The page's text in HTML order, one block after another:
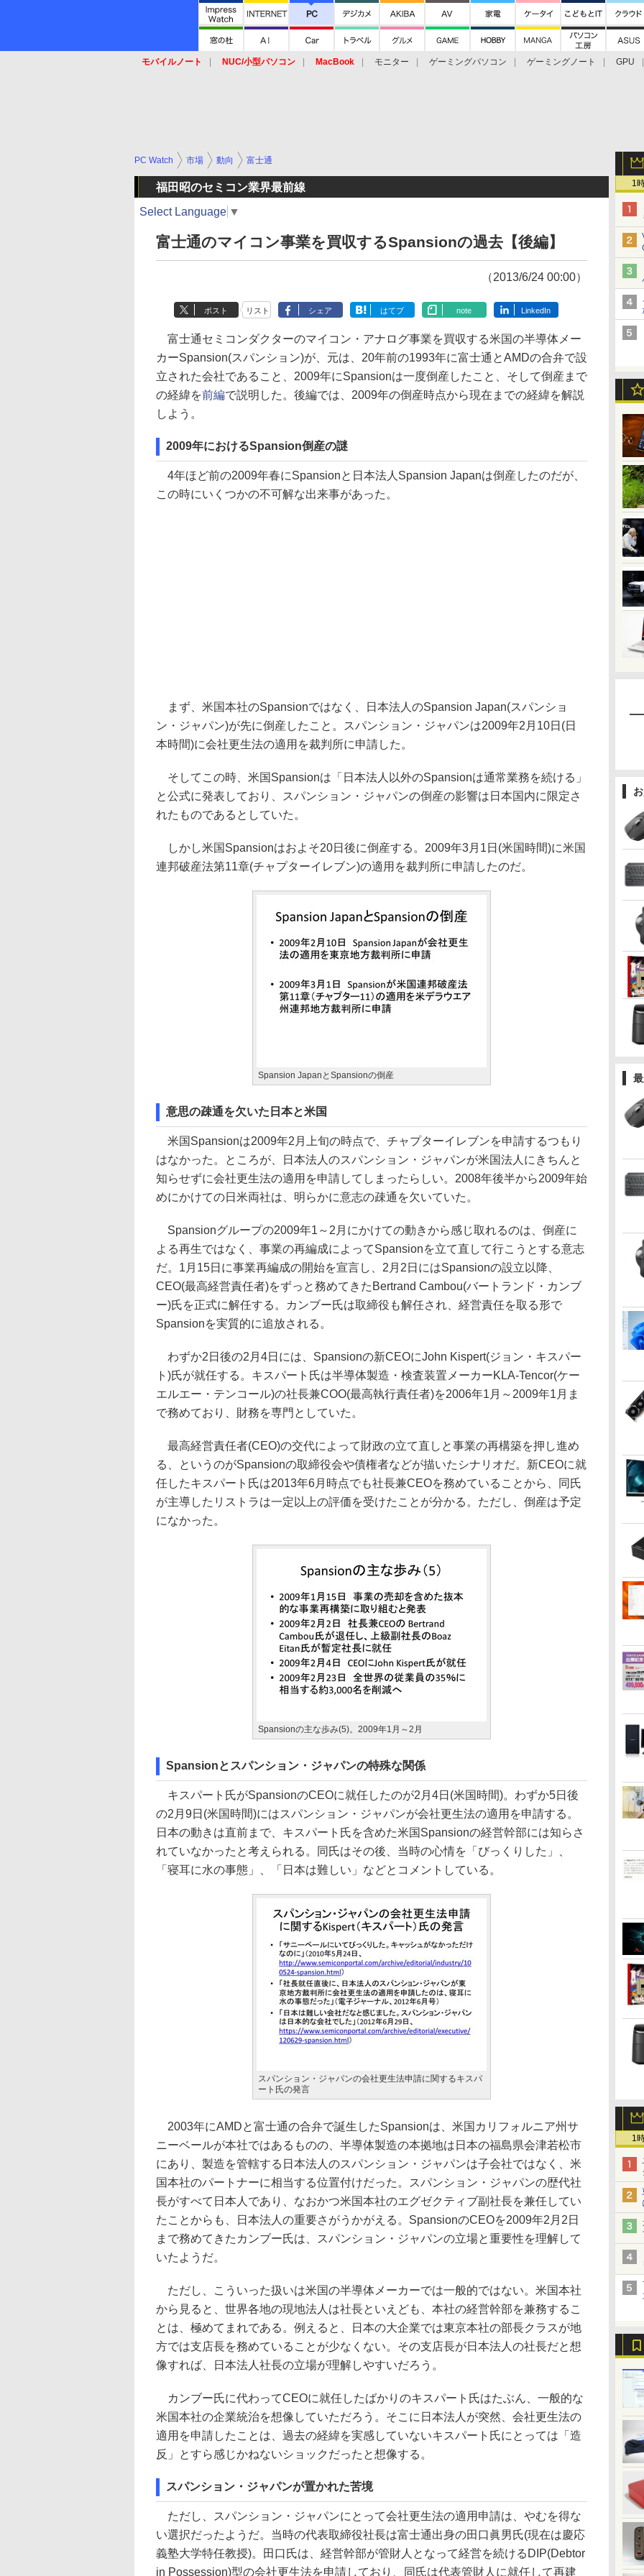
モバイルノート NUC/小型パソコン MacBook モニター ゲーミングパソコン ゲーミングノート
GPU
1
1
PC Watch 市場 動向 富士通
福田昭のセミコン業界最前線
Select Language ▼
富士通のマイコン事業を買収するSpansionの過去【後編】
（2013/6/24 00:00）
ポスト リスト シェア はてブ note LinkedIn
富士通セミコンダクターのマイコン・アナログ事業を買収する米国の半導体メー
カーSpansion(スパンション)が、元は、20年前の1993年に富士通とAMDの合弁で設
立された会社であること、2009年にSpansionは一度倒産したこと、そして倒産まで
の経緯を前編で説明した。後編では、2009年の倒産時点から現在までの経緯を解説
しよう。
2009年におけるSpansion倒産の謎
4年ほど前の2009年春にSpansionと日本法人Spansion Japanは倒産したのだが、
この時にいくつかの不可解な出来事があった。
まず、米国本社のSpansionではなく、日本法人のSpansion Japan(スパンショ
ン・ジャパン)が先に倒産したこと。スパンション・ジャパンは2009年2月10日(日
本時間)に会社更生法の適用を裁判所に申請した。
そしてこの時、米国Spansionは「日本法人以外のSpansionは通常業務を続ける」
と公式に発表しており、スパンション・ジャパンの倒産の影響は日本国内に限定さ
れたものであるとしていた。
しかし米国Spansionはおよそ20日後に倒産する。2009年3月1日(米国時間)に米国
連邦破産法第11章(チャプターイレブン)の適用を裁判所に申請したのだ。
Spansion JapanとSpansionの倒産
意思の疎通を欠いた日本と米国
米国Spansionは2009年2月上旬の時点で、チャプターイレブンを申請するつもり
はなかった。ところが、日本法人のスパンション・ジャパンが米国法人にきちんと
知らせずに会社更生法の適用を申請してしまったらしい。2008年後半から2009年始
めにかけての日米両社は、明らかに意志の疎通を欠いていた。
Spansionグループの2009年1～2月にかけての動きから感じ取れるのは、倒産に
よる再生ではなく、事業の再編成によってSpansionを立て直して行こうとする意志
だ。1月15日に事業再編成の開始を宣言し、2月2日にはSpansionの設立以降、
CEO(最高経営責任者)をずっと務めてきたBertrand Cambou(バートランド・カンブ
ー)氏を正式に解任する。カンブー氏は取締役も解任され、経営責任を取る形で
Spansionを実質的に追放される。
わずか2日後の2月4日には、Spansionの新CEOにJohn Kispert(ジョン・キスパー
ト)氏が就任する。キスパート氏は半導体製造・検査装置メーカーKLA-Tencor(ケー
エルエー・テンコール)の社長兼COO(最高執行責任者)を2006年1月～2009年1月ま
で務めており、財務を専門としていた。
最高経営責任者(CEO)の交代によって財政の立て直しと事業の再構築を押し進め
る、というのがSpansionの取締役会や債権者などが描いたシナリオだ。新CEOに就
任したキスパート氏は2013年6月時点でも社長兼CEOを務めていることから、同氏
が主導したリストラは一定以上の評価を受けたことが分かる。ただし、倒産は予定
になかった。
Spansionの主な歩み(5)。2009年1月～2月
Spansionとスパンション・ジャパンの特殊な関係
キスパート氏がSpansionのCEOに就任したのが2月4日(米国時間)。わずか5日後
の2月9日(米国時間)にはスパンション・ジャパンが会社更生法の適用を申請する。
日本の動きは直前まで、キスパート氏を含めた米国Spansionの経営幹部には知らさ
れていなかったと考えられる。同氏はその後、当時の心情を「びっくりした」、
「寝耳に水の事態」、「日本は難しい」などとコメントしている。
スパンション・ジャパンの会社更生法申請に関するキスパ
ート氏の発言
2003年にAMDと富士通の合弁で誕生したSpansionは、米国カリフォルニア州サ
ニーベールが本社ではあるものの、半導体製造の本拠地は日本の福島県会津若松市
にあり、製造を管轄する日本法人のスパンション・ジャパンは子会社ではなく、米
国本社のパートナーに相当する位置付けだった。スパンション・ジャパンの歴代社
長がすべて日本人であり、なおかつ米国本社のエグゼクティブ副社長を兼任してい
たことからも、日本法人の重要さがうかがえる。SpansionのCEOを2009年2月2日
まで務めてきたカンブー氏は、スパンション・ジャパンの立場と重要性を理解して
いたようだ。
ただし、こういった扱いは米国の半導体メーカーでは一般的ではない。米国本社
から見ると、世界各地の現地法人は社長といえども、本社の経営幹部を兼務するこ
とは、極めてまれである。例えると、日本の大企業では東京本社の部長クラスが地
方では支店長を務めていることが少なくない。その支店長が日本法人の社長だと想
像すれば、日本法人社長の立場が理解しやすいだろう。
カンブー氏に代わってCEOに就任したばかりのキスパート氏はたぶん、一般的な
米国本社の企業統治を想像していただろう。そこに日本法人が突然、会社更生法の
適用を申請したことは、過去の経緯を実感していないキスパート氏にとっては「造
反」とすら感じかねないショックだったと想像する。
スパンション・ジャパンが置かれた苦境
ただし、スパンション・ジャパンにとって会社更生法の適用申請は、やむを得な
い選択だったようだ。当時の代表取締役社長は富士通出身の田口眞男氏(現在は慶応
義塾大学特任教授)。田口氏は、経営幹部が管財人となって経営を続けるDIP(Debtor
in Possession)型の会社更生法を申請しており、同氏は代表管財人に就任して再建